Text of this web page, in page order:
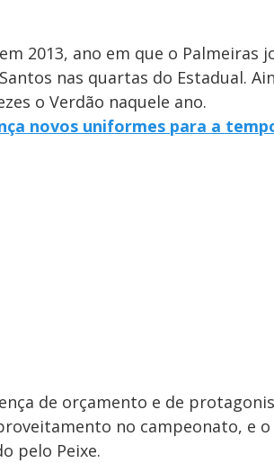
2013, ano em que o Palmeiras
nas quartas do Estadual.
o Verdão naquele ano.
novos uniformes para a
de orçamento e de
no campeonato, e
pelo Peixe.